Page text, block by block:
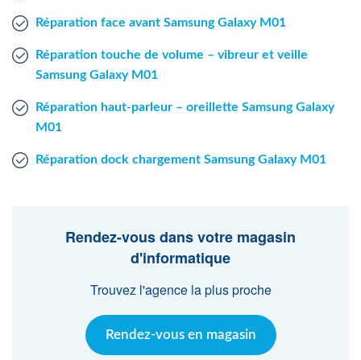
Réparation face avant Samsung Galaxy M01
Réparation touche de volume – vibreur et veille
Samsung Galaxy M01
Réparation haut-parleur – oreillette Samsung Galaxy
M01
Réparation dock chargement Samsung Galaxy M01
Rendez-vous dans votre magasin
d'informatique
Trouvez l'agence la plus proche
Rendez-vous en magasin